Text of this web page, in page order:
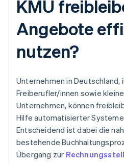
KMU
Angebote
nutzen?
Unternehmen in Deutschland,
Freiberufler/innen sowie
Unternehmen, können
Hilfe automatisierter
Entscheidend ist dabei die
bestehende
Übergang zur